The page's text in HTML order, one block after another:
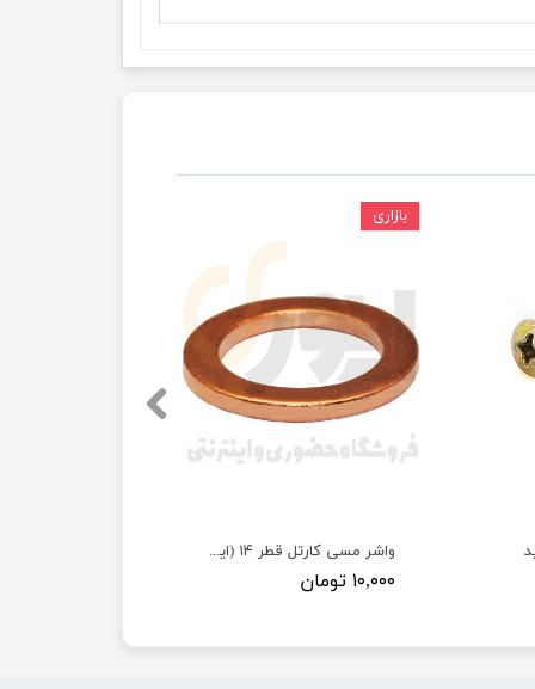
واشر مسی کارتل قطر ۱۴ (ایرانخودرویی)
۱۰,۰۰۰ تومان
بازاری